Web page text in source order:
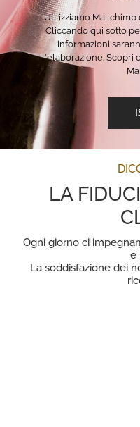
Utilizziamo Mailchimp
Cliccando qui sotto
informazioni
l'elaborazione. Scopri
LA
Ogni giorno ci
e
La soddisfazione dei